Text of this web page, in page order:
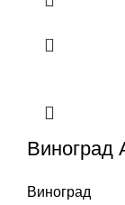
Виноград
Виноград